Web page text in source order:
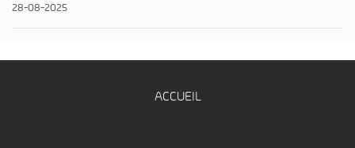
28-08-2025
ACCUEIL